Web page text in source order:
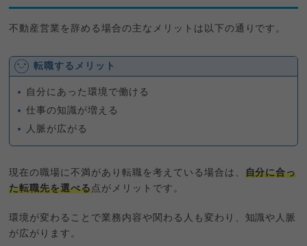
不動産営業を辞める場合の主なメリットは以下の通りです。
転職するメリット
自分にあった環境で働ける
仕事の知識が増える
人脈が広がる
現在の職場に不満があり転職を考えている場合は、 自分に合っ
た転職先を選べる点がメリットです。
環境が変わることで業務内容や関わる人も変わり、知識や人脈
が広がります。